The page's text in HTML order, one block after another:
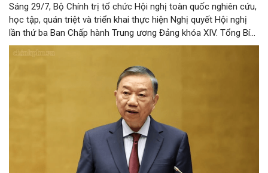
Sáng 29/7, Bộ Chính trị tổ chức Hội nghị toàn quốc nghiên cứu,
học tập, quán triệt và triển khai thực hiện Nghị quyết Hội nghị
lần thứ ba Ban Chấp hành Trung ương Đảng khóa XIV. Tổng Bí
thư, Chủ tịch nước Tô Lâm đã có bài phát biểu chỉ đạo quan
trọng. Tạp chí Người Hà Nội trân trọng giới thiệu toàn văn bài
phát biểu của đồng chí Tổng Bí thư, Chủ tịch nước.